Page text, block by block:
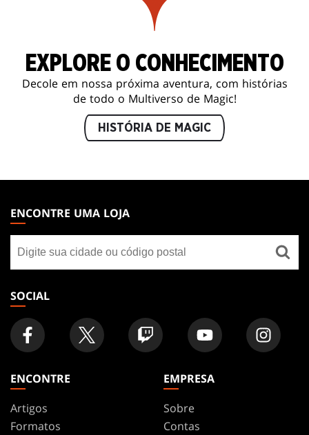
EXPLORE O CONHECIMENTO
Decole em nossa próxima aventura, com histórias
de todo o Multiverso de Magic!
HISTÓRIA DE MAGIC
THE
GATHERING
FOOTER
ENCONTRE UMA LOJA
uma
loja
SOCIAL
ENCONTRE
Artigos
Formatos
EMPRESA
Sobre
Contas